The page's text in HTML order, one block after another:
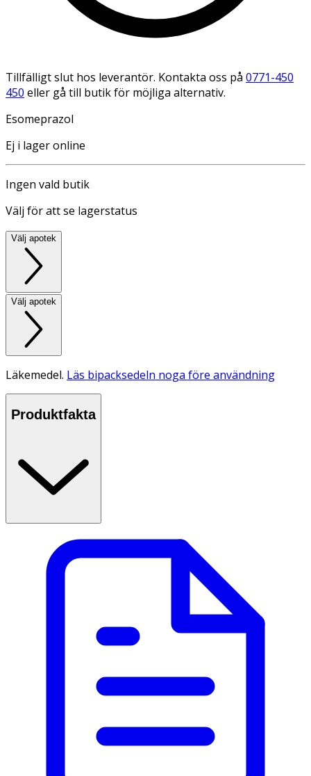
Tillfälligt slut hos leverantör. Kontakta oss på 0771-450
450 eller gå till butik för möjliga alternativ.
Esomeprazol
Ej i lager online
Ingen vald butik
Välj för att se lagerstatus
Välj apotek
Välj apotek
Läkemedel. Läs bipacksedeln noga före användning
Produktfakta